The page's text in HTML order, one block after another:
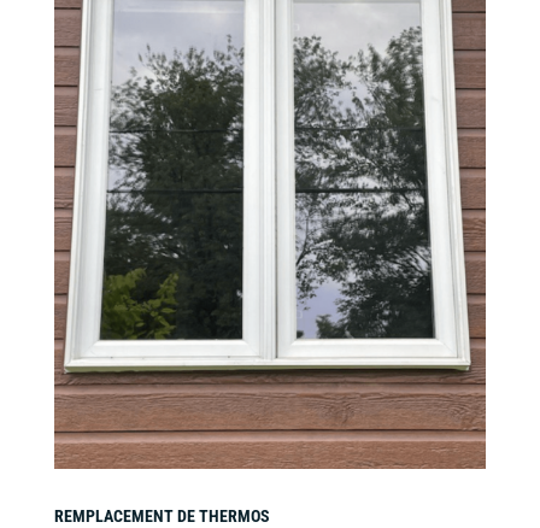
REMPLACEMENT DE THERMOS